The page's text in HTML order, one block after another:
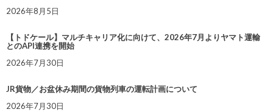
2026年8月5日
【トドケール】マルチキャリア化に向けて、2026年7月よりヤマト運輸
とのAPI連携を開始
2026年7月30日
JR貨物／お盆休み期間の貨物列車の運転計画について
2026年7月30日